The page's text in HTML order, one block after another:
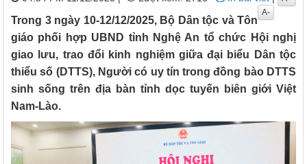
A-
Trong 3 ngày 10-12/12/2025, Bộ Dân tộc và Tôn
giáo phối hợp UBND tỉnh Nghệ An tổ chức Hội nghị
giao lưu, trao đổi kinh nghiệm giữa đại biểu Dân tộc
thiểu số (DTTS), Người có uy tín trong đồng bào DTTS
sinh sống trên địa bàn tỉnh dọc tuyến biên giới Việt
Nam-Lào.